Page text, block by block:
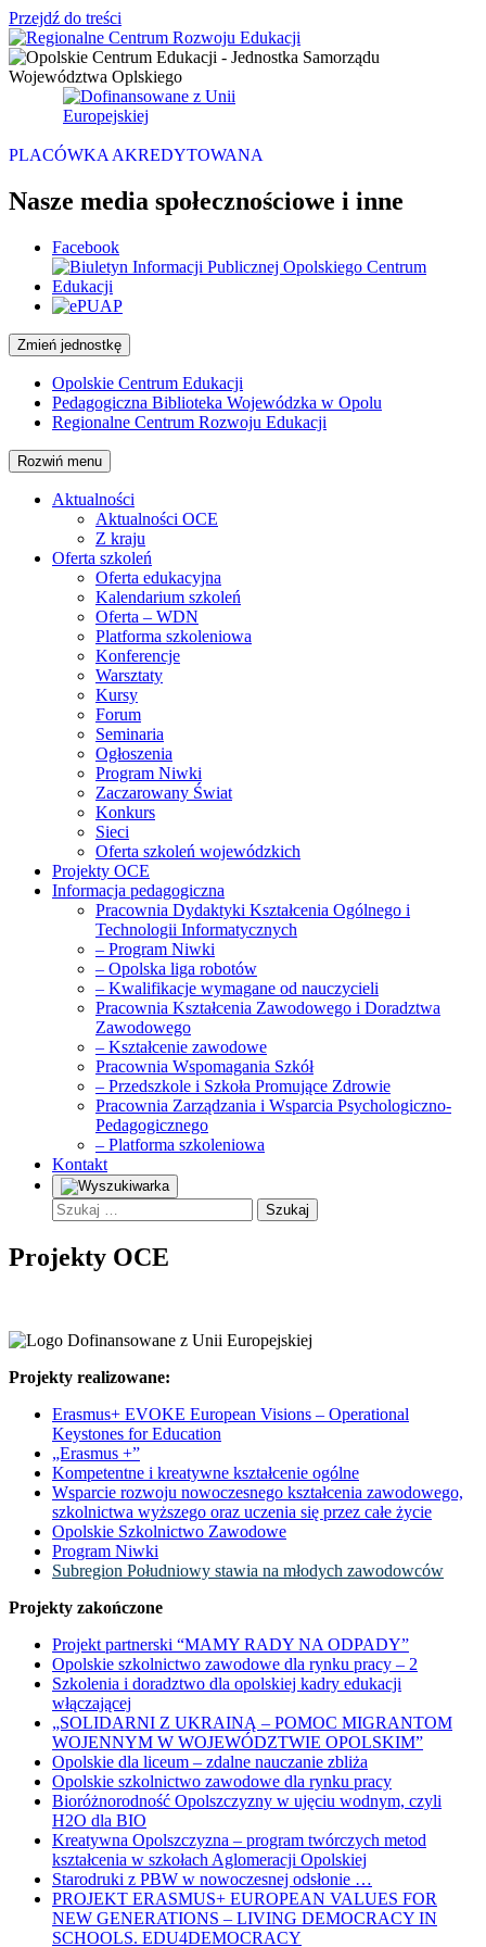
Przejdź do treści
Main
Navigation
PLACÓWKA AKREDYTOWANA
Nasze media społecznościowe i inne
Facebook
Zmień jednostkę
Opolskie Centrum Edukacji
Pedagogiczna Biblioteka Wojewódzka w Opolu
Regionalne Centrum Rozwoju Edukacji
Rozwiń menu
Aktualności
Aktualności OCE
Z kraju
Oferta szkoleń
Oferta edukacyjna
Kalendarium szkoleń
Oferta – WDN
Platforma szkoleniowa
Konferencje
Warsztaty
Kursy
Forum
Seminaria
Ogłoszenia
Program Niwki
Zaczarowany Świat
Konkurs
Sieci
Oferta szkoleń wojewódzkich
Projekty OCE
Informacja pedagogiczna
Pracownia Dydaktyki Kształcenia Ogólnego i
Technologii Informatycznych
– Program Niwki
– Opolska liga robotów
– Kwalifikacje wymagane od nauczycieli
Pracownia Kształcenia Zawodowego i Doradztwa
Zawodowego
– Kształcenie zawodowe
Pracownia Wspomagania Szkół
– Przedszkole i Szkoła Promujące Zdrowie
Pracownia Zarządzania i Wsparcia Psychologiczno-
Pedagogicznego
– Platforma szkoleniowa
Kontakt
Szukaj:
Projekty OCE
Projekty realizowane:
Erasmus+ EVOKE European Visions – Operational
Keystones for Education
„Erasmus +”
Kompetentne i kreatywne kształcenie ogólne
Wsparcie rozwoju nowoczesnego kształcenia zawodowego,
szkolnictwa wyższego oraz uczenia się przez całe życie
Opolskie Szkolnictwo Zawodowe
Program Niwki
Subregion Południowy stawia na młodych zawodowców
Projekty zakończone
Projekt partnerski “MAMY RADY NA ODPADY”
Opolskie szkolnictwo zawodowe dla rynku pracy – 2
Szkolenia i doradztwo dla opolskiej kadry edukacji
włączającej
„SOLIDARNI Z UKRAINĄ – POMOC MIGRANTOM
WOJENNYM W WOJEWÓDZTWIE OPOLSKIM”
Opolskie dla liceum – zdalne nauczanie zbliża
Opolskie szkolnictwo zawodowe dla rynku pracy
Bioróżnorodność Opolszczyzny w ujęciu wodnym, czyli
H2O dla BIO
Kreatywna Opolszczyzna – program twórczych metod
kształcenia w szkołach Aglomeracji Opolskiej
Starodruki z PBW w nowoczesnej odsłonie …
PROJEKT ERASMUS+ EUROPEAN VALUES FOR
NEW GENERATIONS – LIVING DEMOCRACY IN
SCHOOLS. EDU4DEMOCRACY